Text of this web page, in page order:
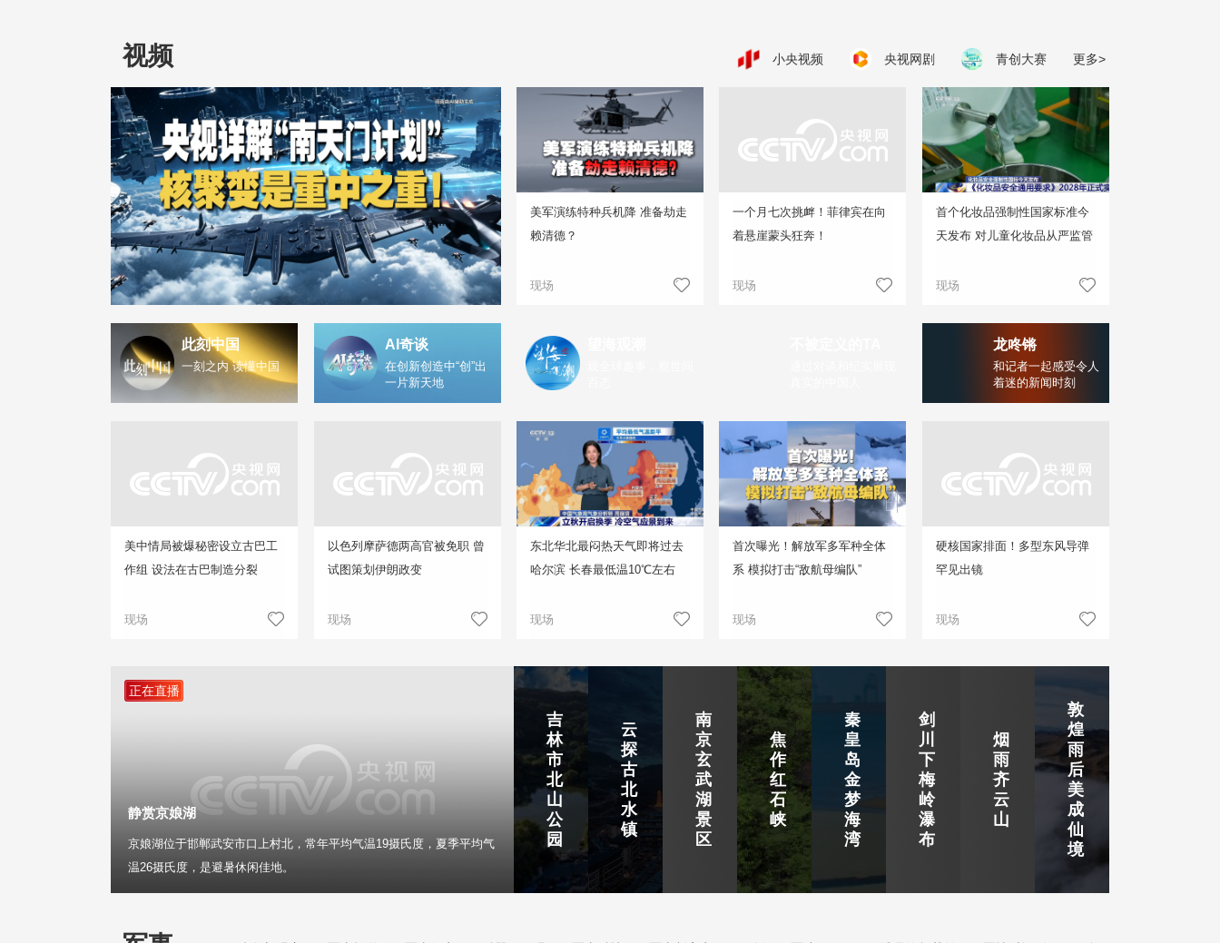
视频 更多>
小央视频 央视网剧 青创大赛
美军演练特种兵机降 准备劫走
赖清德？
现场
一个月七次挑衅！菲律宾在向
着悬崖蒙头狂奔！
现场
首个化妆品强制性国家标准今
天发布 对儿童化妆品从严监管
现场
此刻中国
一刻之内 读懂中国
AI奇谈
在创新创造中“创”出
一片新天地
龙咚锵
和记者一起感受令人
着迷的新闻时刻
美中情局被爆秘密设立古巴工
作组 设法在古巴制造分裂
现场
以色列摩萨德两高官被免职 曾
试图策划伊朗政变
现场
东北华北最闷热天气即将过去
哈尔滨 长春最低温10℃左右
现场
首次曝光！解放军多军种全体
系 模拟打击“敌航母编队”
现场
硬核国家排面！多型东风导弹
罕见出镜
现场
正在直播
静赏京娘湖
京娘湖位于邯郸武安市口上村北，常年平均气温19摄氏度，夏季平均气
温26摄氏度，是避暑休闲佳地。
吉
林
市
北
山
公
园
云
探
古
北
水
镇
南
京
玄
武
湖
景
区
焦
作
红
石
峡
秦
皇
岛
金
梦
海
湾
剑
川
下
梅
岭
瀑
布
烟
雨
齐
云
山
敦
煌
雨
后
美
成
仙
境